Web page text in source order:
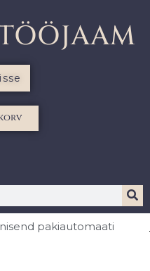
pakiautomaati